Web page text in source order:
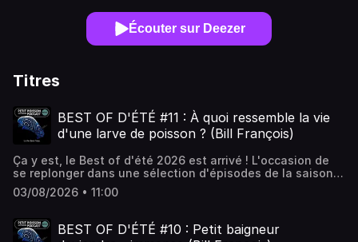
Écouter sur Deezer
Titres
BEST OF D'ÉTÉ #11 : À quoi ressemble la vie
d'une larve de poisson ? (Bill François)
Ça y est, le Best of d'été 2026 est arrivé ! L'occasion de
se replonger dans une sélection d'épisodes de la saison 3
de Petit Poisson deviendra Podcast durant tout les mois
de juillet et d'août.Aujourd'hui, Bill et moi vous emmenons
plus souvent souvent livrées à elles-mêmes et doivent se
débrouiller dans un monde hostile.Ces larves redoublent
03/08/2026 • 11:00
BEST OF D'ÉTÉ #10 : Petit baigneur